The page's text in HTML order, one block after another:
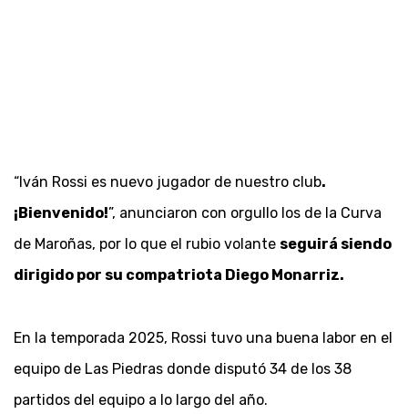
“Iván Rossi es nuevo jugador de nuestro club.
¡Bienvenido!”, anunciaron con orgullo los de la Curva
de Maroñas, por lo que el rubio volante seguirá siendo
dirigido por su compatriota Diego Monarriz.
En la temporada 2025, Rossi tuvo una buena labor en el
equipo de Las Piedras donde disputó 34 de los 38
partidos del equipo a lo largo del año.